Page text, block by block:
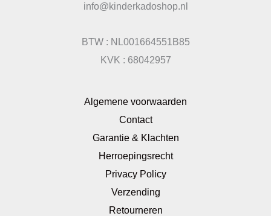
info@kinderkadoshop.nl
BTW : NL001664551B85
KVK : 68042957
Algemene voorwaarden
Contact
Garantie & Klachten
Herroepingsrecht
Privacy Policy
Verzending
Retourneren